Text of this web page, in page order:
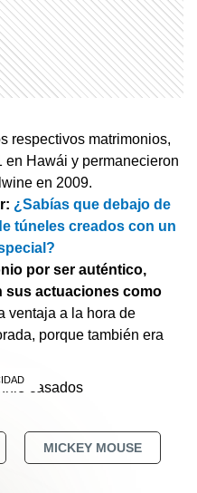
respectivos matrimonios,
en Hawái y permanecieron
en 2009.
¿Sabías que debajo de
túneles creados con un
por ser auténtico,
sus actuaciones como
ventaja a la hora de
porque también era
MICKEY MOUSE